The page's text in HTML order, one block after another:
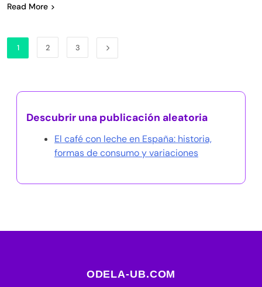
Read More
1 2 3
Descubrir una publicación aleatoria
El café con leche en España: historia,
formas de consumo y variaciones
ODELA-UB.COM